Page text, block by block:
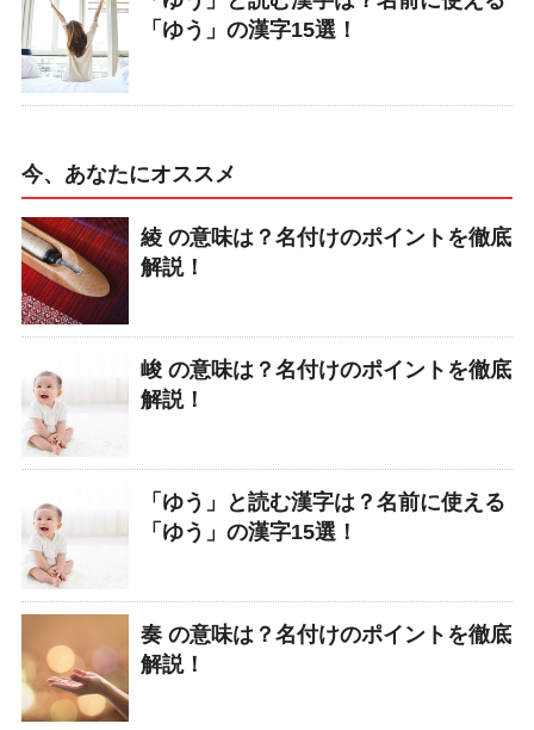
「ゆう」の漢字15選！
今、あなたにオススメ
綾 の意味は？名付けのポイントを徹底
解説！
峻 の意味は？名付けのポイントを徹底
解説！
「ゆう」と読む漢字は？名前に使える
「ゆう」の漢字15選！
奏 の意味は？名付けのポイントを徹底
解説！